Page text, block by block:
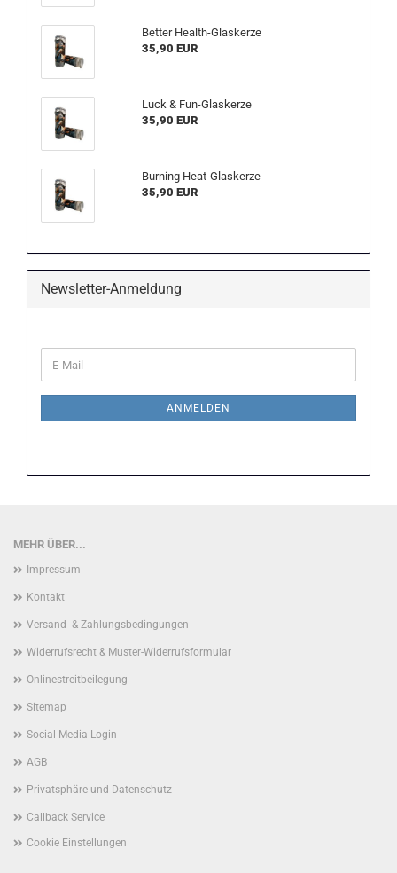
Better Health-Glaskerze
35,90 EUR
Luck & Fun-Glaskerze
35,90 EUR
Burning Heat-Glaskerze
35,90 EUR
Newsletter-Anmeldung
ZUR
E-
Mail
ANMELDEN
MEHR ÜBER...
Impressum
Kontakt
Versand- & Zahlungsbedingungen
Widerrufsrecht & Muster-Widerrufsformular
Onlinestreitbeilegung
Sitemap
Social Media Login
AGB
Privatsphäre und Datenschutz
Callback Service
Cookie Einstellungen